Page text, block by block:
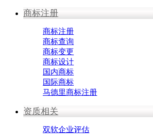
商标注册
商标注册
商标查询
商标变更
商标设计
国内商标
国际商标
马德里商标注册
资质相关
双软企业评估